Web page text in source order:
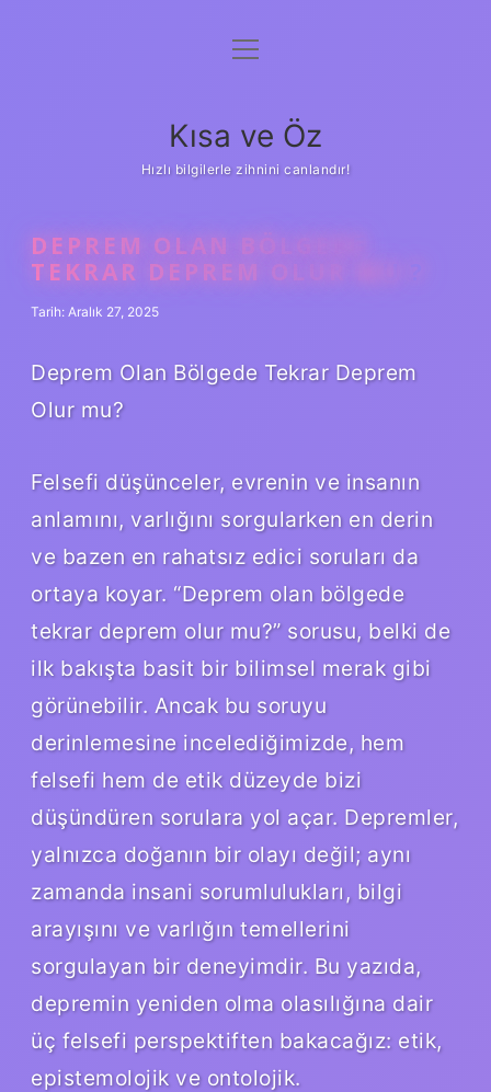
Anasayfa
Yasal Uyarı
menüyü
Kısa ve Öz
Hızlı bilgilerle zihnini canlandır!
DEPREM OLAN BÖLGEDE
TEKRAR DEPREM OLUR MU ?
Tarih: Aralık 27, 2025
Deprem Olan Bölgede Tekrar Deprem
Olur mu?
Felsefi düşünceler, evrenin ve insanın
anlamını, varlığını sorgularken en derin
ve bazen en rahatsız edici soruları da
ortaya koyar. “Deprem olan bölgede
tekrar deprem olur mu?” sorusu, belki de
ilk bakışta basit bir bilimsel merak gibi
görünebilir. Ancak bu soruyu
derinlemesine incelediğimizde, hem
felsefi hem de etik düzeyde bizi
düşündüren sorulara yol açar. Depremler,
yalnızca doğanın bir olayı değil; aynı
zamanda insani sorumlulukları, bilgi
arayışını ve varlığın temellerini
sorgulayan bir deneyimdir. Bu yazıda,
depremin yeniden olma olasılığına dair
üç felsefi perspektiften bakacağız: etik,
epistemolojik ve ontolojik.